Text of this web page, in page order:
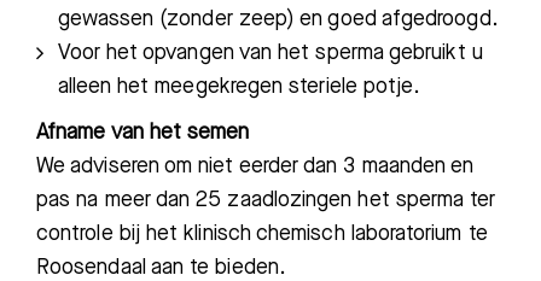
gewassen (zonder zeep) en goed afgedroogd.
Voor het opvangen van het sperma gebruikt u
alleen het meegekregen steriele potje.
Afname van het semen
We adviseren om niet eerder dan 3 maanden en
pas na meer dan 25 zaadlozingen het sperma ter
controle bij het klinisch chemisch laboratorium te
Roosendaal aan te bieden.